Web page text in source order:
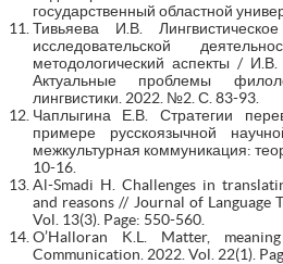
государственный областной
Тивьяева И.В.
исследовательской
методологический аспекты /
Актуальные проблемы
лингвистики. 2022. №2. С. 83-93.
Чаплыгина Е.В. Стратегии
примере русскоязычной
межкультурная коммуникация:
10-16.
Al-Smadi H. Challenges in
and reasons // Journal of Language
Vol. 13(3). Page: 550-560.
O’Halloran K.L. Matter,
Communication. 2022. Vol. 22(1).